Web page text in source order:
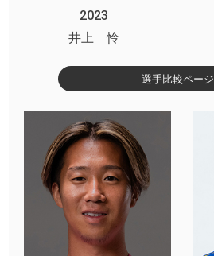
2023
井上 怜
選手比較ページ